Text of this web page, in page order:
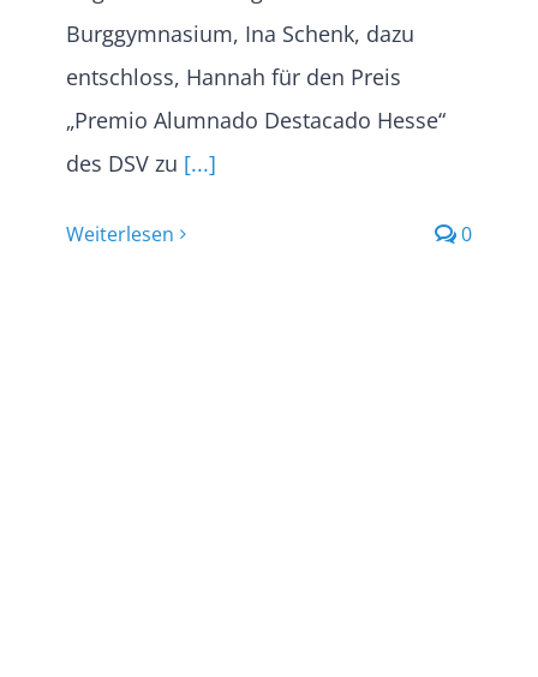
Burggymnasium, Ina Schenk, dazu
entschloss, Hannah für den Preis
„Premio Alumnado Destacado Hesse“
des DSV zu [...]
Weiterlesen 0